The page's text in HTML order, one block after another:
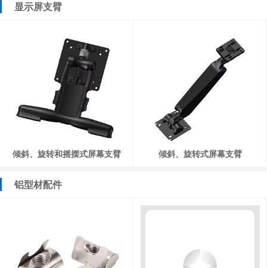
显示屏支臂
倾斜、旋转和摇摆式屏幕支臂 倾斜、旋转式屏幕支臂
铝型材配件